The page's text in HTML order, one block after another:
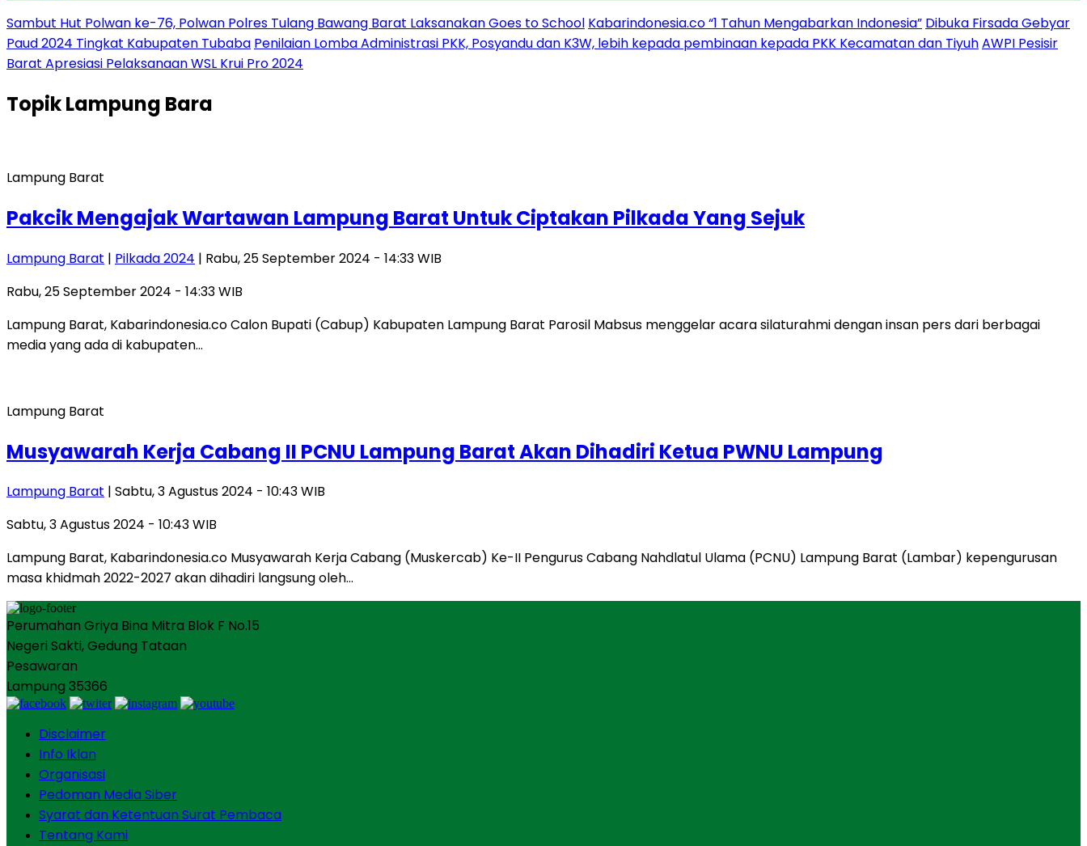
Sambut Hut Polwan ke-76, Polwan Polres Tulang Bawang Barat Laksanakan Goes to School Kabarindonesia.co “1 Tahun Mengabarkan Indonesia” Dibuka Firsada Gebyar
Paud 2024 Tingkat Kabupaten Tubaba Penilaian Lomba Administrasi PKK, Posyandu dan K3W, lebih kepada pembinaan kepada PKK Kecamatan dan TiyuhAWPI Pesisir
Barat Apresiasi Pelaksanaan WSL Krui Pro 2024
TopikLampung Bara
Lampung Barat
Pakcik Mengajak Wartawan Lampung Barat Untuk Ciptakan Pilkada Yang Sejuk
Lampung Barat | Pilkada 2024 | Rabu, 25 September 2024 - 14:33 WIB
Rabu, 25 September 2024 - 14:33 WIB
Lampung Barat, Kabarindonesia.co Calon Bupati (Cabup) Kabupaten Lampung Barat Parosil Mabsus menggelar acara silaturahmi dengan insan pers dari berbagai
media yang ada di kabupaten…
Lampung Barat
Musyawarah Kerja Cabang II PCNU Lampung Barat Akan Dihadiri Ketua PWNU Lampung
Lampung Barat | Sabtu, 3 Agustus 2024 - 10:43 WIB
Sabtu, 3 Agustus 2024 - 10:43 WIB
Lampung Barat, Kabarindonesia.co Musyawarah Kerja Cabang (Muskercab) Ke-II Pengurus Cabang Nahdlatul Ulama (PCNU) Lampung Barat (Lambar) kepengurusan
masa khidmah 2022-2027 akan dihadiri langsung oleh…
Perumahan Griya Bina Mitra Blok F No.15
Negeri Sakti, Gedung Tataan
Pesawaran
Lampung 35366
Disclaimer
Info Iklan
Organisasi
Pedoman Media Siber
Syarat dan Ketentuan Surat Pembaca
Tentang Kami